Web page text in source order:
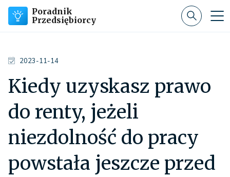
Poradnik
Przedsiębiorcy
2023-11-14
Kiedy uzyskasz prawo
do renty, jeżeli
niezdolność do pracy
powstała jeszcze przed